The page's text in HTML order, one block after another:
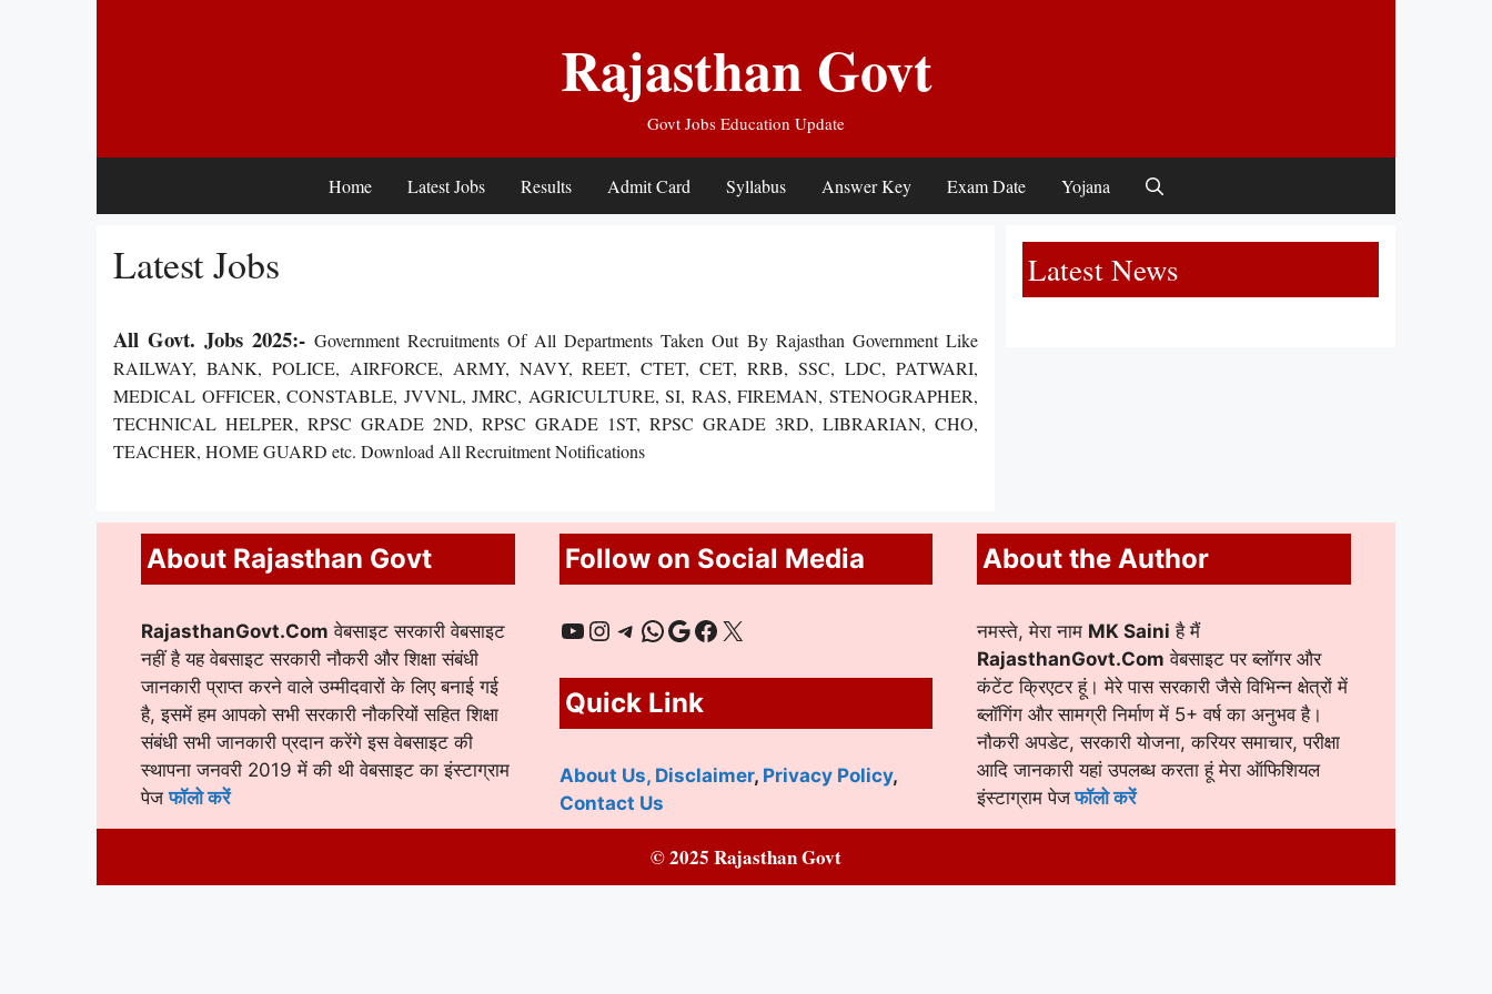
Rajasthan Govt
Govt Jobs Education Update
Home Latest Jobs Results Admit Card Syllabus Answer Key Exam Date Yojana
Latest Jobs
All Govt. Jobs 2025:- Government Recruitments Of All Departments Taken Out By Rajasthan Government Like
RAILWAY, BANK, POLICE, AIRFORCE, ARMY, NAVY, REET, CTET, CET, RRB, SSC, LDC, PATWARI,
MEDICAL OFFICER, CONSTABLE, JVVNL, JMRC, AGRICULTURE, SI, RAS, FIREMAN, STENOGRAPHER,
TECHNICAL HELPER, RPSC GRADE 2ND, RPSC GRADE 1ST, RPSC GRADE 3RD, LIBRARIAN, CHO,
TEACHER, HOME GUARD etc. Download All Recruitment Notifications
Latest News
About Rajasthan Govt
RajasthanGovt.Com वेबसाइट सरकारी वेबसाइट
नहीं है यह वेबसाइट सरकारी नौकरी और शिक्षा संबंधी
जानकारी प्राप्त करने वाले उम्मीदवारों के लिए बनाई गई
है, इसमें हम आपको सभी सरकारी नौकरियों सहित शिक्षा
संबंधी सभी जानकारी प्रदान करेंगे इस वेबसाइट की
स्थापना जनवरी 2019 में की थी वेबसाइट का इंस्टाग्राम
पेजफॉलो करें
Follow on Social Media
YouTube
Instagram
Telegram
WhatsApp
Google
Facebook
X
Quick Link
About Us, Disclaimer, Privacy Policy,
Contact Us
About the Author
नमस्ते, मेरा नाम MK Saini है मैं
RajasthanGovt.Com वेबसाइट पर ब्लॉगर और
कंटेंट क्रिएटर हूं। मेरे पास सरकारी जैसे विभिन्न क्षेत्रों में
ब्लॉगिंग और सामग्री निर्माण में 5+ वर्ष का अनुभव है।
नौकरी अपडेट, सरकारी योजना, करियर समाचार, परीक्षा
आदि जानकारी यहां उपलब्ध करता हूं मेरा ऑफिशियल
इंस्टाग्राम पेज फॉलो करें
© 2025 Rajasthan Govt